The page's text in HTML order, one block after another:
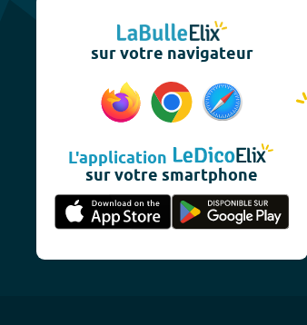
sur votre navigateur
L'application
sur votre smartphone